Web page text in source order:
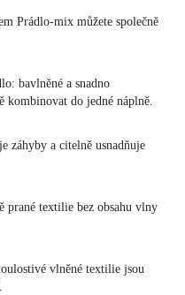
Prádlo-mix můžete společně
bavlněné a snadno
kombinovat do jedné náplně.
záhyby a citelně usnadňuje
prané textilie bez obsahu vlny
vlněné textilie jsou